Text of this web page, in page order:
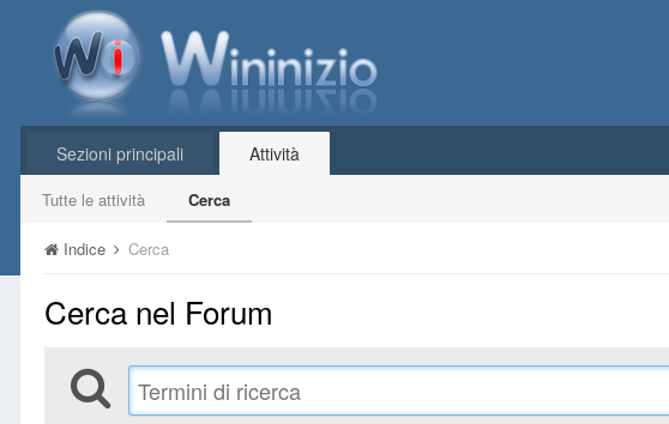
Sezioni principali Attività
Tutte le attività Cerca
Indice Cerca
Cerca nel Forum